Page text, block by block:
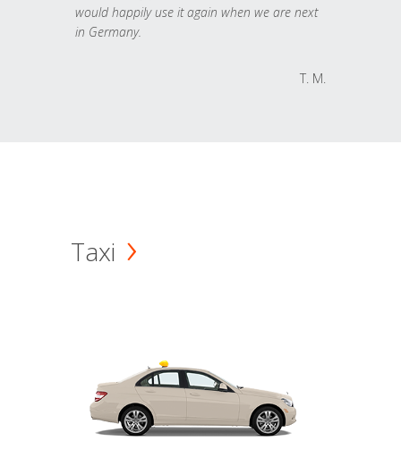
would happily use it again when we are next
in Germany.
T. M.
Taxi